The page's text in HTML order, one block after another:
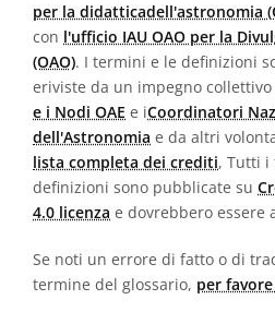
per la didatticadell'astronomia
con l'ufficio IAU OAO per la
(OAO). I termini e le definizioni
eriviste da un impegno collettivo
e i Nodi OAE e iCoordinatori
dell'Astronomia e da altri
lista completa dei crediti, Tutti i
definizioni sono pubblicate su
4.0 licenza e dovrebbero essere
Se noti un errore di fatto o di
termine del glossario, per